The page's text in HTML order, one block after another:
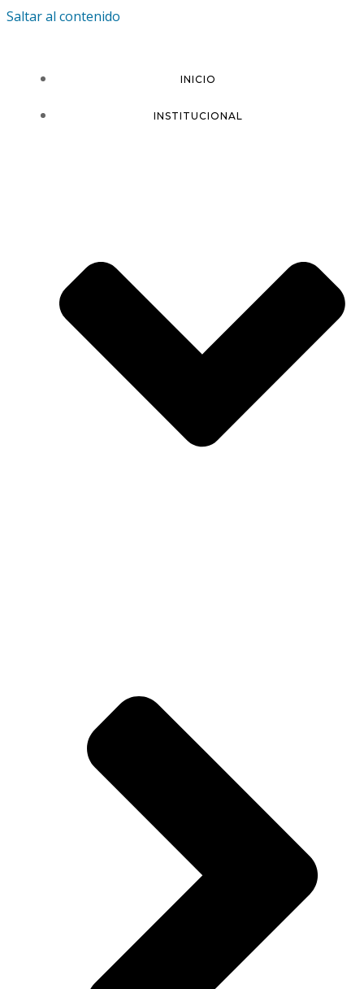
Saltar al contenido
INICIO
INSTITUCIONAL